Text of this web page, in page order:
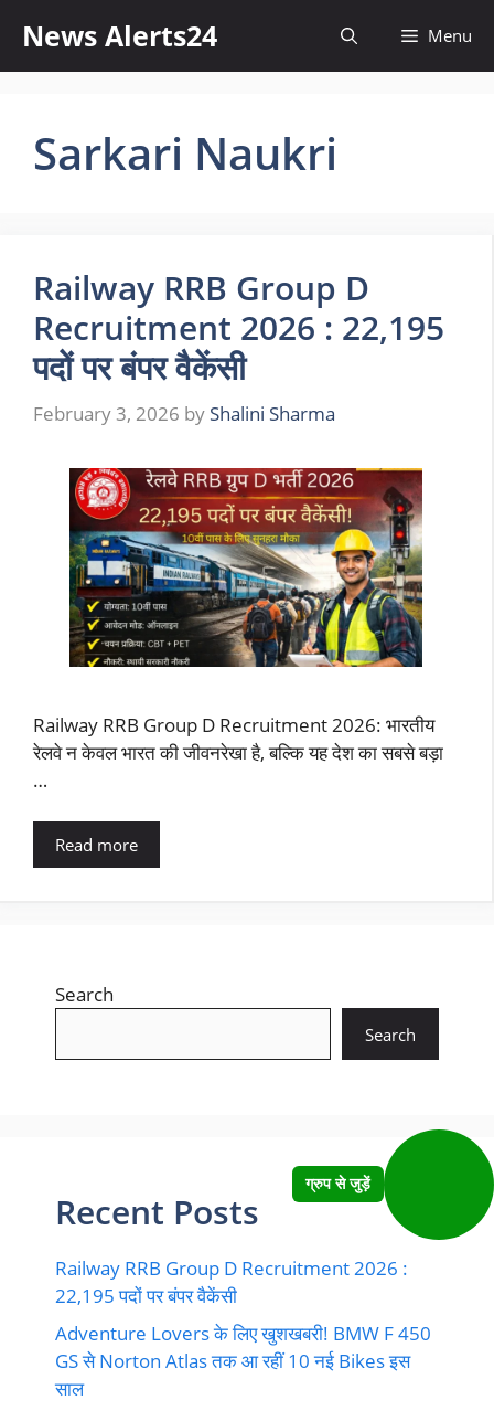
ग्रुप से जुड़ें
content
News Alerts24 Menu
Sarkari Naukri
Railway RRB Group D
Recruitment 2026 : 22,195
पदों पर बंपर वैकेंसी
February 3, 2026 by Shalini Sharma
Railway RRB Group D Recruitment 2026: भारतीय
रेलवे न केवल भारत की जीवनरेखा है, बल्कि यह देश का सबसे बड़ा
…
Read more
Search
Search
Recent Posts
Railway RRB Group D Recruitment 2026 :
22,195 पदों पर बंपर वैकेंसी
Adventure Lovers के लिए खुशखबरी! BMW F 450
GS से Norton Atlas तक आ रहीं 10 नई Bikes इस
साल